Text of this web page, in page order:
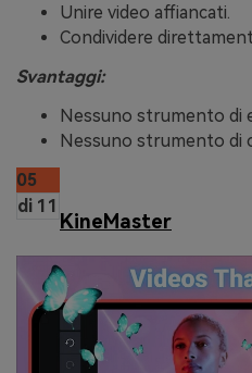
Unire video affiancati.
Condividere
Svantaggi:
Nessuno strumento di
Nessuno strumento di
05
di 11
KineMaster